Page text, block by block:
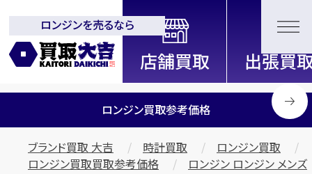
全国2200店舗以上展開中！
信頼と実績の買取専門店「買取大
吉」
ロンジンを売るなら
ロンジン買取参考価格
ブランド買取 大吉 時計買取
ロンジン買取
ロンジン買取買取参考価格
ロンジン ロンジン メンズ